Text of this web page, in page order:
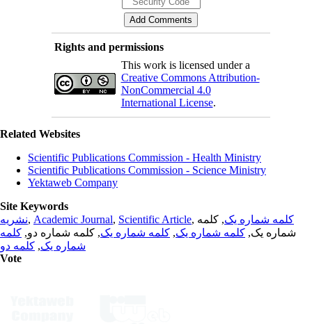
Rights and permissions
This work is licensed under a
Creative Commons Attribution-
NonCommercial 4.0
International License.
Related Websites
Scientific Publications Commission - Health Ministry
Scientific Publications Commission - Science Ministry
Yektaweb Company
Site Keywords
نشریه, Academic Journal, Scientific Article, کلمه شماره یک, کلمه
شماره یک, کلمه شماره یک, کلمه شماره یک, کلمه شماره دو, کلمه
شماره یک, کلمه دو
Vote